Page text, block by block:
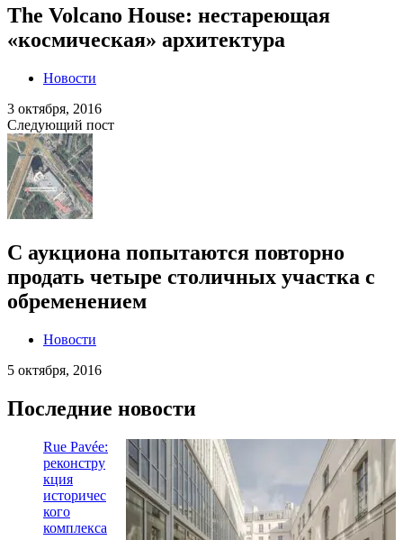
The Volcano House: нестареющая
«космическая» архитектура
Новости
3 октября, 2016
Следующий пост
С аукциона попытаются повторно
продать четыре столичных участка с
обременением
Новости
5 октября, 2016
Последние новости
Rue Pavée:
реконстру
кция
историчес
кого
комплекса